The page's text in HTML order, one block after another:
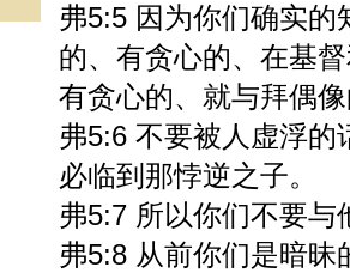
弗5:5 因为你们确实
的、有贪心的、在基
有贪心的、就与拜偶
弗5:6 不要被人虚浮
必临到那悖逆之子。
弗5:7 所以你们不要与
弗5:8 从前你们是暗